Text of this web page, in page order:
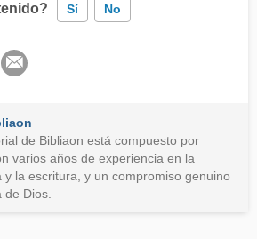
Sí No
información incorrecta
de Bibliaon está compuesto por
varios años de experiencia en la
y la escritura, y un compromiso genuino
de Dios.